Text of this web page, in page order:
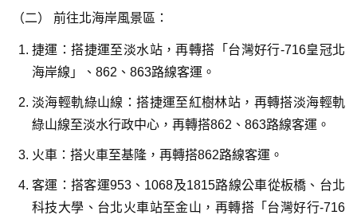
（二） 前往北海岸風景區：
捷運：搭捷運至淡水站，再轉搭「台灣好行-716皇冠北
海岸線」、862、863路線客運。
淡海輕軌綠山線：搭捷運至紅樹林站，再轉搭淡海輕軌
綠山線至淡水行政中心，再轉搭862、863路線客運。
火車：搭火車至基隆，再轉搭862路線客運。
客運：搭客運953、1068及1815路線公車從板橋、台北
科技大學、台北火車站至金山，再轉搭「台灣好行-716